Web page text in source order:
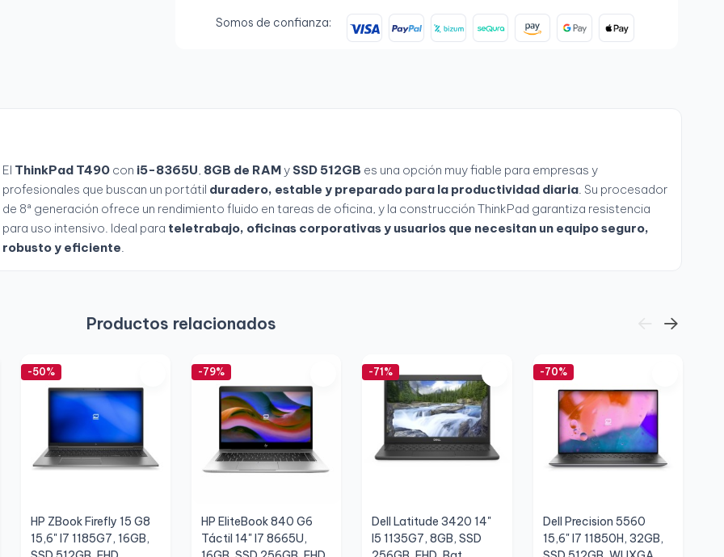
Somos de confianza:
El ThinkPad T490con i5-8365U, 8GB de RAMy SSD 512GB es una opción muy fiable para empresas y
profesionales que buscan un portátil duradero, estable y preparado para la productividad diaria. Su procesador
de 8ª generación ofrece un rendimiento fluido en tareas de oficina, y la construcción ThinkPad garantiza resistencia
para uso intensivo. Ideal para teletrabajo, oficinas corporativas y usuarios que necesitan un equipo seguro,
robusto y eficiente.
Productos relacionados
-50%
HP ZBook Firefly 15 G8
15,6" I7 1185G7, 16GB,
-79%
HP EliteBook 840 G6
Táctil 14" I7 8665U,
-71%
Dell Latitude 3420 14"
I5 1135G7, 8GB, SSD
-70%
Dell Precision 5560
15,6" I7 11850H, 32GB,